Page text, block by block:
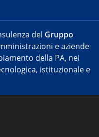
del Gruppo
e aziende
della PA, nei
istituzionale e